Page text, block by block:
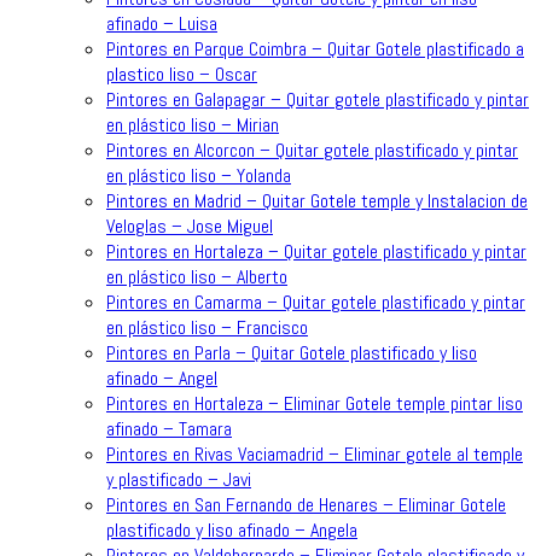
afinado – Luisa
Pintores en Parque Coimbra – Quitar Gotele plastificado a
plastico liso – Oscar
Pintores en Galapagar – Quitar gotele plastificado y pintar
en plástico liso – Mirian
Pintores en Alcorcon – Quitar gotele plastificado y pintar
en plástico liso – Yolanda
Pintores en Madrid – Quitar Gotele temple y Instalacion de
Veloglas – Jose Miguel
Pintores en Hortaleza – Quitar gotele plastificado y pintar
en plástico liso – Alberto
Pintores en Camarma – Quitar gotele plastificado y pintar
en plástico liso – Francisco
Pintores en Parla – Quitar Gotele plastificado y liso
afinado – Angel
Pintores en Hortaleza – Eliminar Gotele temple pintar liso
afinado – Tamara
Pintores en Rivas Vaciamadrid – Eliminar gotele al temple
y plastificado – Javi
Pintores en San Fernando de Henares – Eliminar Gotele
plastificado y liso afinado – Angela